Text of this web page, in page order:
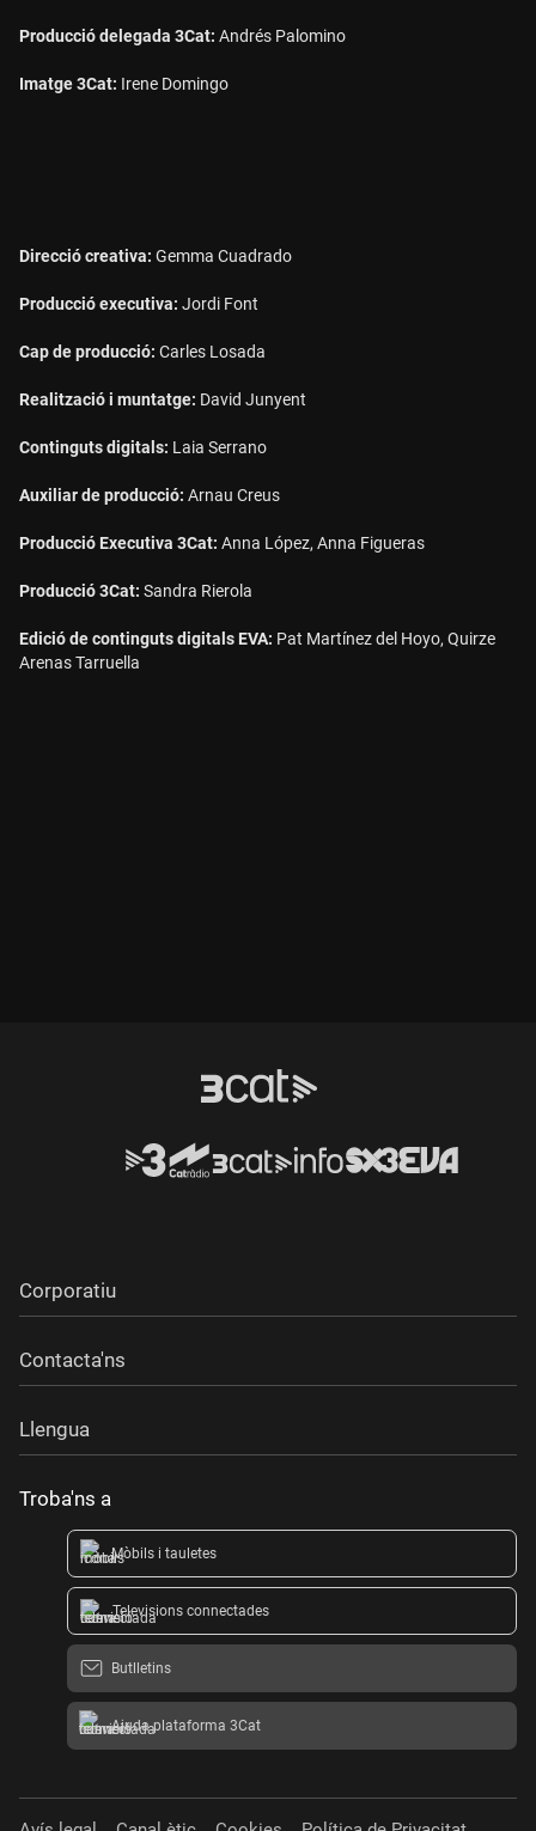
Producció delegada 3Cat: Andrés Palomino
Imatge 3Cat: Irene Domingo
Direcció creativa: Gemma Cuadrado
Producció executiva: Jordi Font
Cap de producció: Carles Losada
Realització i muntatge: David Junyent
Continguts digitals: Laia Serrano
Auxiliar de producció: Arnau Creus
Producció Executiva 3Cat: Anna López, Anna Figueras
Producció 3Cat: Sandra Rierola
Edició de continguts digitals EVA: Pat Martínez del Hoyo, Quirze
Arenas Tarruella
Corporatiu
Contacta'ns
Llengua
Troba'ns a
Mòbils i tauletes
Televisions connectades
Butlletins
Ajuda plataforma 3Cat